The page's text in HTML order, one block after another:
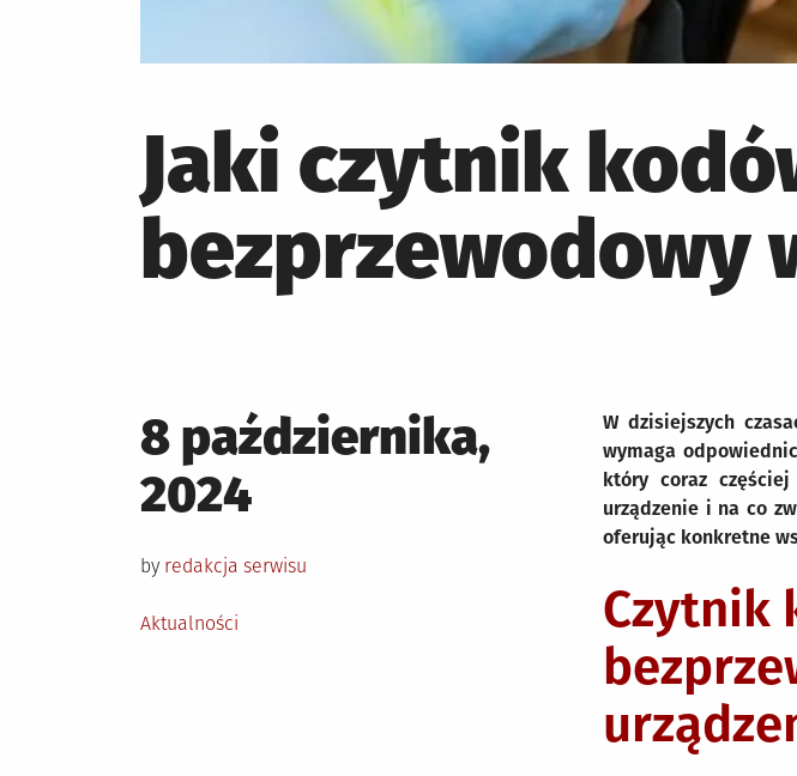
Jaki czytnik
bezprzewodowy
Posted
on
8 października,
2024
by redakcja serwisu
Posted
Aktualności
W dzisiejszych
wymaga
który coraz
urządzenie i na co
oferując konkretne
Czytnik